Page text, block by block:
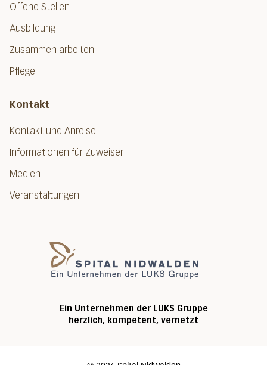
Offene Stellen
Ausbildung
Zusammen arbeiten
Pflege
Kontakt
Kontakt und Anreise
Informationen für Zuweiser
Medien
Veranstaltungen
Ein Unternehmen der LUKS Gruppe
herzlich, kompetent, vernetzt